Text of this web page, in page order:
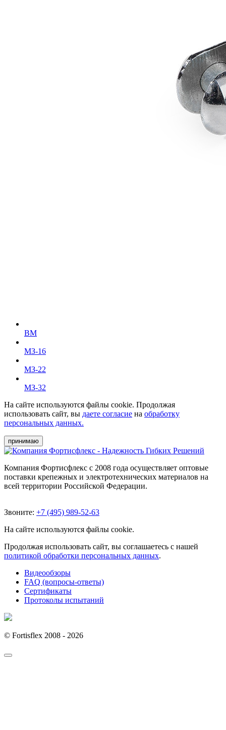
ВМ
МЗ-16
МЗ-22
МЗ-32
На сайте используются файлы cookie. Продолжая
использовать сайт, вы даете согласие на обработку
персональных данных.
принимаю
Компания Фортисфлекс с 2008 года осуществляет оптовые
поставки крепежных и электротехнических материалов на
всей территории Российской Федерации.
Звоните: +7 (495) 989-52-63
На сайте используются файлы cookie.
Продолжая использовать сайт, вы соглашаетесь с нашей
политикой обработки персональных данных.
Видеообзоры
FAQ (вопросы-ответы)
Сертификаты
Протоколы испытаний
© Fortisflex 2008 - 2026